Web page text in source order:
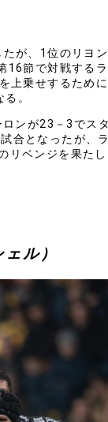
が、1位のリヨ
節で対戦する
乗せするため
。
ンが23－3でス
合となったが、
リベンジを果た
ル）